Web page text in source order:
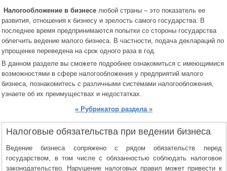
Налогообложение в бизнесе любой страны – это показатель ее
развития, отношения к бизнесу и зрелость самого государства. В
последнее время предпринимаются попытки со стороны государства
облегчить ведение малого бизнеса. В частности, подача деклараций по
упрощенке переведена на срок одного раза в год.
В данном разделе вы сможете подробнее ознакомиться с имеющимися
возможностями в сфере налогообложения у предприятий малого
бизнеса, познакомитесь с различными системами налогообложения,
узнаете об их преимуществах и недостатках.
« Рубрикатор раздела »
Налоговые обязательства при ведении бизнеса
Ведение бизнеса сопряжено с рядом обязательств перед
государством, в том числе с обязанностью соблюдать налоговое
законодательство. Нарушение налоговых правил может привести к